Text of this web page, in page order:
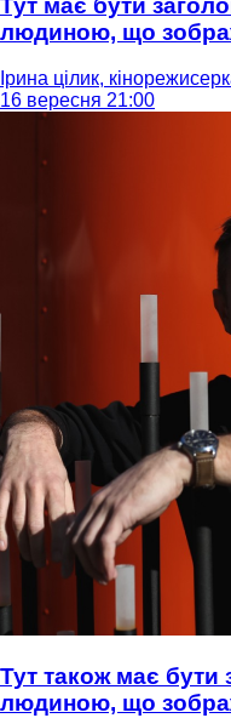
Тут має бути
людиною, що
Ірина цілик,
16 вересня 21:00
Тут також має бути
людиною, що